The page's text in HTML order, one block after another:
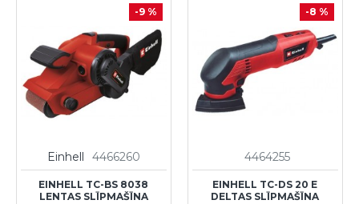
-9 %
Einhell 4466260
EINHELL TC-BS 8038
LENTAS SLĪPMAŠĪNA
-8 %
4464255
EINHELL TC-DS 20 E
DELTAS SLĪPMAŠĪNA